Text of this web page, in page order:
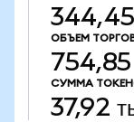
344,45
ОБЪЕМ
754,85
СУММА
37,92